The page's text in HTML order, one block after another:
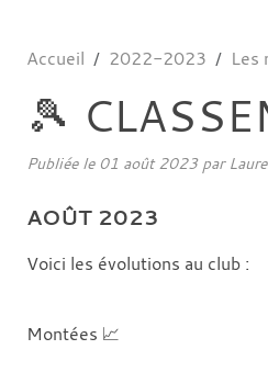
Accueil 2022-2023 Les
🎾
Publiée le 01 août 2023par
AOÛT 2023
Voici les évolutions au club :
Montées 📈